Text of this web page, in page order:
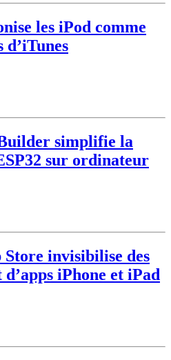
les iPod comme
d’iTunes
simplifie la
sur ordinateur
invisibilise des
iPhone et iPad